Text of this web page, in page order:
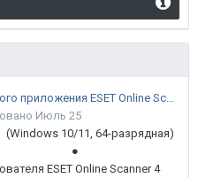
Новая версия бесплатного приложения ESET Online Scanner доступна пользователям
Июль 25
(Windows 10/11, 64-разрядная)
ESET Online Scanner 4